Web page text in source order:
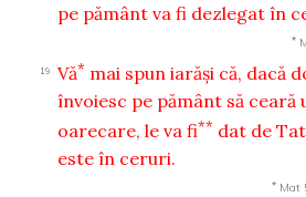
pe pământ va fi dezlegat în
*
19 Vă* mai spun iarăşi că, dacă
învoiesc pe pământ să ceară
oarecare, le va fi** dat de
este în ceruri.
* Mat